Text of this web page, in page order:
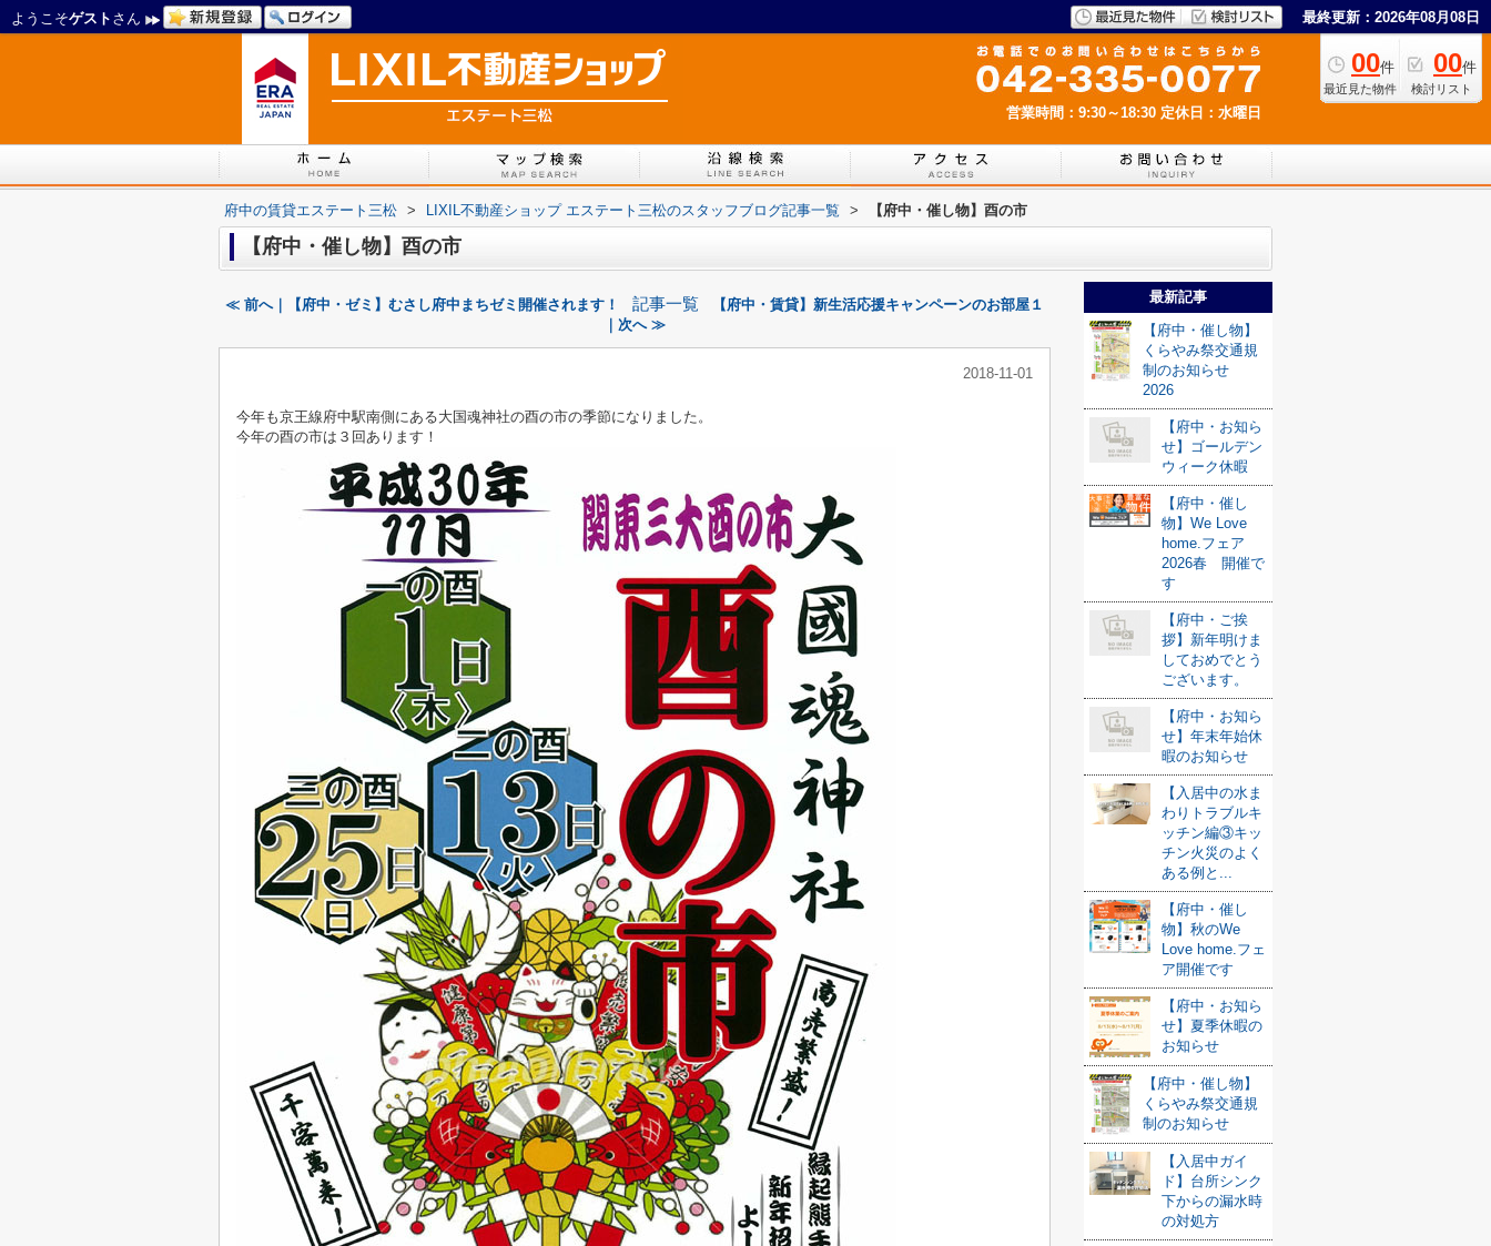
ようこそゲスト さん 最終更新：2026年08月08日
00件
最近見た物件
00件
検討リスト
営業時間：9:30～18:30 定休日：水曜日
府中の賃貸エステート三松 > LIXIL不動産ショップ エステート三松のスタッフブログ記事一覧 > 【府中・催し物】酉の市
【府中・催し物】酉の市
≪ 前へ｜【府中・ゼミ】むさし府中まちゼミ開催されます！ 記事一覧
【府中・賃貸】新生活応援キャンペーンのお部屋１
｜次へ ≫
2018-11-01
今年も京王線府中駅南側にある大国魂神社の酉の市の季節になりました。
今年の酉の市は３回あります！
最新記事
【府中・催し物】
くらやみ祭交通規
制のお知らせ
2026
【府中・お知ら
せ】ゴールデン
ウィーク休暇
【府中・催し
物】We Love
home.フェア
2026春 開催で
す
【府中・ご挨
拶】新年明けま
しておめでとう
ございます。
【府中・お知ら
せ】年末年始休
暇のお知らせ
【入居中の水ま
わりトラブルキ
ッチン編③キッ
チン火災のよく
ある例と...
【府中・催し
物】秋のWe
Love home.フェ
ア開催です
【府中・お知ら
せ】夏季休暇の
お知らせ
【府中・催し物】
くらやみ祭交通規
制のお知らせ
【入居中ガイ
ド】台所シンク
下からの漏水時
の対処方